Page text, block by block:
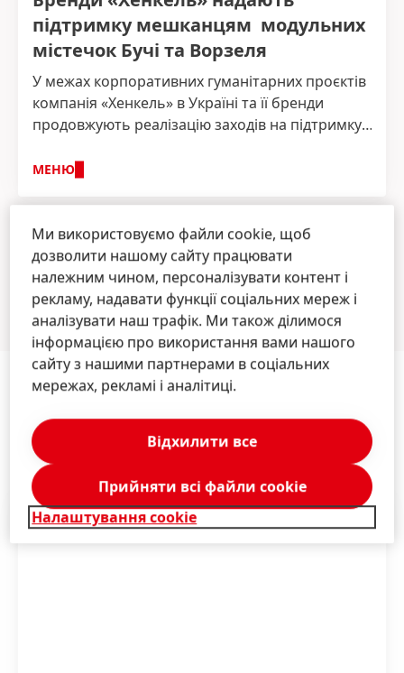
підтримку мешканцям модульних
містечок Бучі та Ворзеля
У межах корпоративних гуманітарних проєктів
компанія «Хенкель» в Україні та її бренди
продовжують реалізацію заходів на підтримку
партнерами «Епіцентр К» та «Імперія-Холдинг»
переміщеним особам, що проживають у
модульних містечках Бучі та Ворзеля.
МЕНЮ
1 / 13
Огляд ініціатив
Ми використовуємо файли cookie, щоб
дозволити нашому сайту працювати
належним чином, персоналізувати контент і
рекламу, надавати функції соціальних мереж і
аналізувати наш трафік. Ми також ділимося
інформацією про використання вами нашого
сайту з нашими партнерами в соціальних
мережах, рекламі і аналітиці.
Налаштування cookie
Відхилити все
Прийняти всі файли сookie